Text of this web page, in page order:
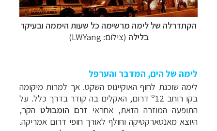
הקתדרלה של לימה מרשימה כל שעות היממה ובעיקר
בלילה (צילום: LWYang)
לימה של הים, המדבר והערפל
לימה שוכנת לחוף האוקיינוס השקט. אך למרות מיקומה
בקו רוחב º12 דרום, האקלים בה קודר בדרך כלל. על
התופעה המוזרה הזאת, אחראי זרם הומבולטהקר,
היוצא מאנטארקטיקה וחולף לאורך חופי דרום אמריקה.